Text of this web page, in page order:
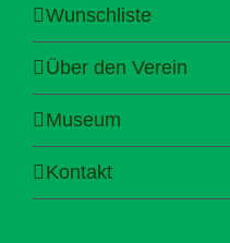
Wunschliste
Über den Verein
Museum
Kontakt